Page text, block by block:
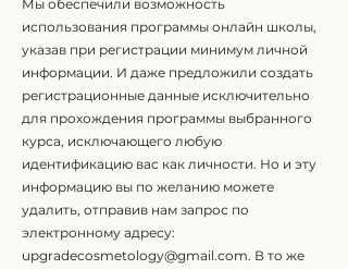
Мы обеспечили возможность
использования программы онлайн школы,
указав при регистрации минимум личной
информации. И даже предложили создать
регистрационные данные исключительно
для прохождения программы выбранного
курса, исключающего любую
идентификацию вас как личности. Но и эту
информацию вы по желанию можете
удалить, отправив нам запрос по
электронному адресу:
upgradecosmetology@gmail.com. В то же